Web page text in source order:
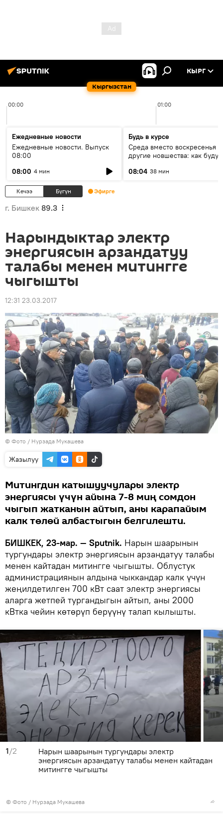
Кыргызстан
КЫРГ
00:00 01:00
Ежедневные новости
Ежедневные новости. Выпуск
08:00
08:00 4 мин
Будь в курсе
Среда вместо воскресенья и
другие новшества: как будут
08:04 38 мин
Кечээ Бүгүн Эфирге
г. Бишкек 89.3
Нарындыктар электр
энергиясын арзандатуу
талабы менен митингге
чыгышты
12:31 23.03.2017
© Фото / Нурзада Мукашева
Жазылуу
Митингдин катышуучулары электр
энергиясы үчүн айына 7-8 миң сомдон
чыгып жатканын айтып, аны карапайым
калк төлөй албастыгын белгилешти.
БИШКЕК, 23-мар. — Sputnik. Нарын шаарынын
тургундары электр энергиясын арзандатуу талабы
менен кайтадан митингге чыгышты. Облустук
администрациянын алдына чыккандар калк үчүн
жеңилдетилген 700 кВт саат электр энергиясы
аларга жетпей тургандыгын айтып, аны 2000
кВтка чейин көтөрүп берүүнү талап кылышты.
1/2
© Фото / Нурзада Мукашева
Нарын шаарынын тургундары электр
энергиясын арзандатуу талабы менен кайтадан
митингге чыгышты